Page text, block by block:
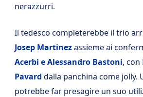
nerazzurri.
Il tedesco completerebbe il trio
Josep Martinezassieme ai
Acerbi e Alessandro Bastoni, con
Pavard dalla panchina come jolly.
potrebbe far presagire un suo